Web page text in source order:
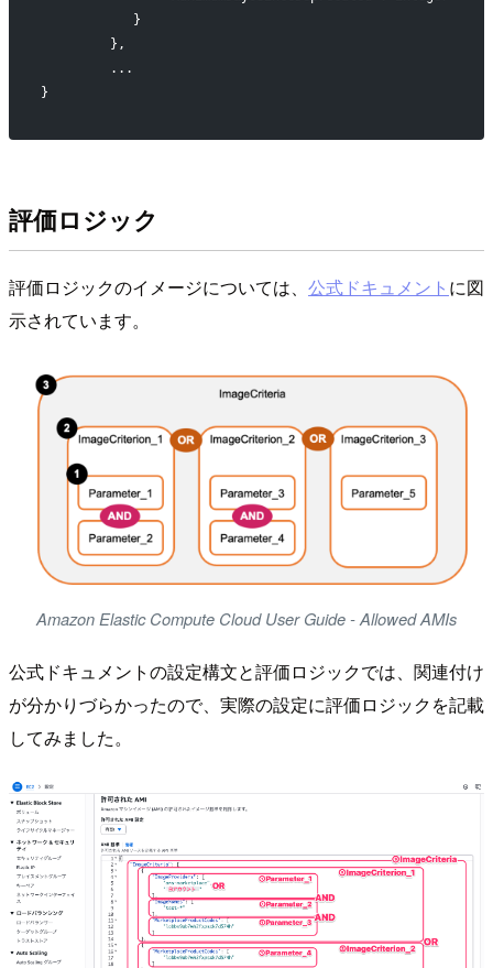
            }
         },
         ...
}
評価ロジック
評価ロジックのイメージについては、 公式ドキュメント に図
示されています。
Amazon Elastic Compute Cloud User Guide - Allowed AMIs
公式ドキュメントの設定構文と評価ロジックでは、関連付け
が分かりづらかったので、実際の設定に評価ロジックを記載
してみました。